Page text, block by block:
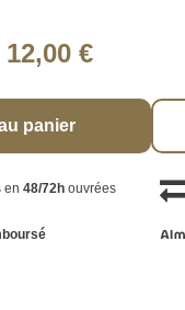
12,00 €
panier
en48/72h ouvrées